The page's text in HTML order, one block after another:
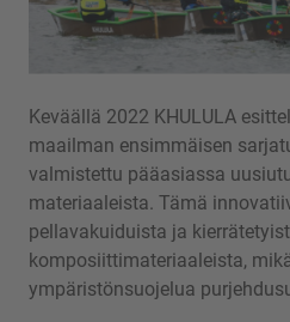
Keväällä 2022 KHULULA
maailman ensimmäisen
valmistettu pääasiassa
materiaaleista. Tämä
pellavakuiduista ja
komposiittimateriaaleista,
ympäristönsuojelua